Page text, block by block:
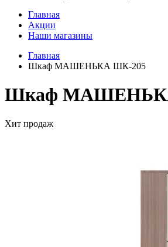
Главная
Акции
Наши магазины
Главная
Шкаф МАШЕНЬКА ШК-205
Шкаф
Хит продаж